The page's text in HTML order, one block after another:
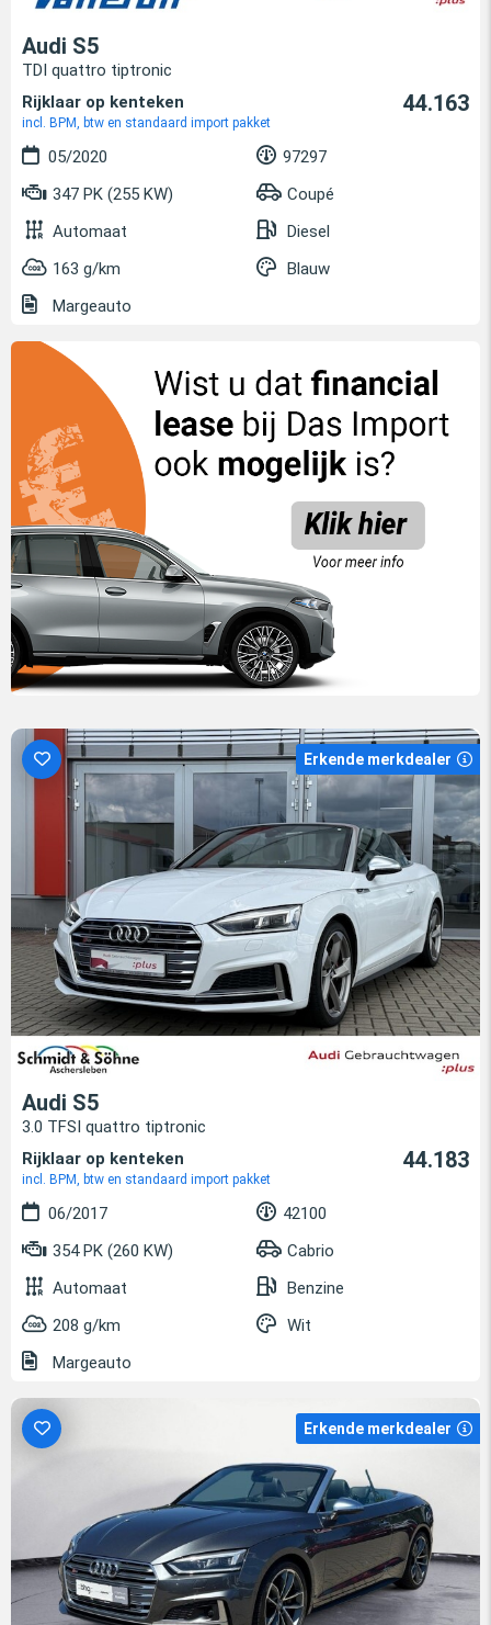
Audi S5
TDI quattro tiptronic
Rijklaar op kenteken
incl. BPM, btw en standaard import pakket
44.163
05/2020
97297
347 PK (255 KW)
Coupé
Automaat
Diesel
163 g/km
Blauw
Margeauto
Erkende merkdealer
Audi S5
3.0 TFSI quattro tiptronic
Rijklaar op kenteken
incl. BPM, btw en standaard import pakket
44.183
06/2017
42100
354 PK (260 KW)
Cabrio
Automaat
Benzine
208 g/km
Wit
Margeauto
Erkende merkdealer